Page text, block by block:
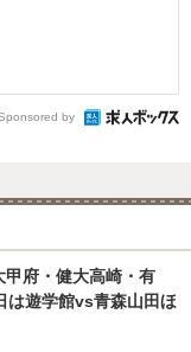
by
甲府・健大高崎・有
は遊学館vs青森山田ほ